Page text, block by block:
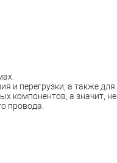
и перегрузки, а также для
компонентов, а значит, не
провода.